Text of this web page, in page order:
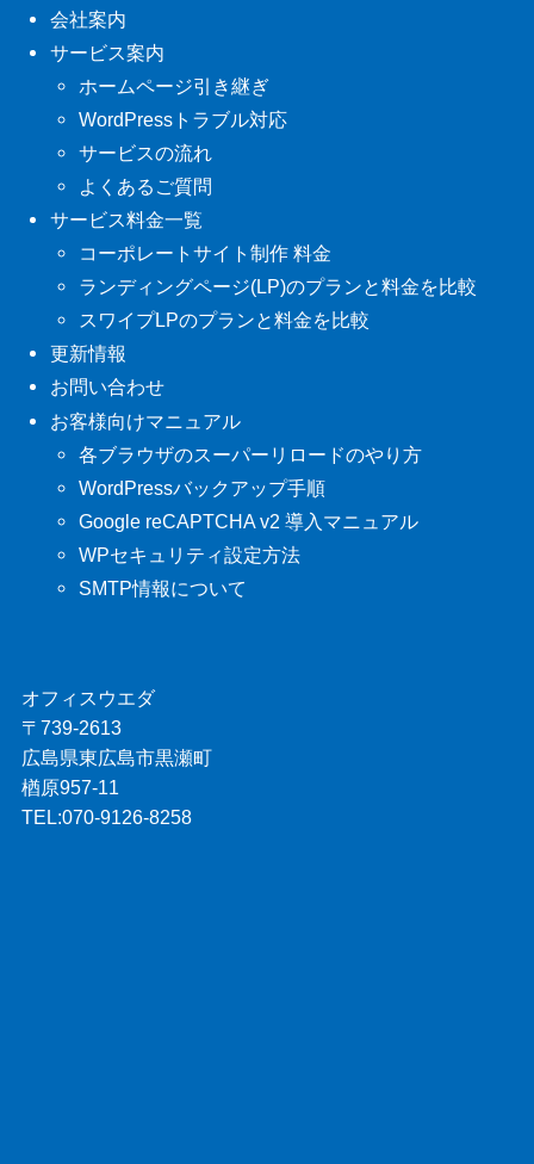
会社案内
サービス案内
ホームページ引き継ぎ
WordPressトラブル対応
サービスの流れ
よくあるご質問
サービス料金一覧
コーポレートサイト制作 料金
ランディングページ(LP)のプランと料金を比較
スワイプLPのプランと料金を比較
更新情報
お問い合わせ
お客様向けマニュアル
各ブラウザのスーパーリロードのやり方
WordPressバックアップ手順
Google reCAPTCHA v2 導入マニュアル
WPセキュリティ設定方法
SMTP情報について
オフィスウエダ
〒739-2613
広島県東広島市黒瀬町
楢原957-11
TEL:070-9126-8258